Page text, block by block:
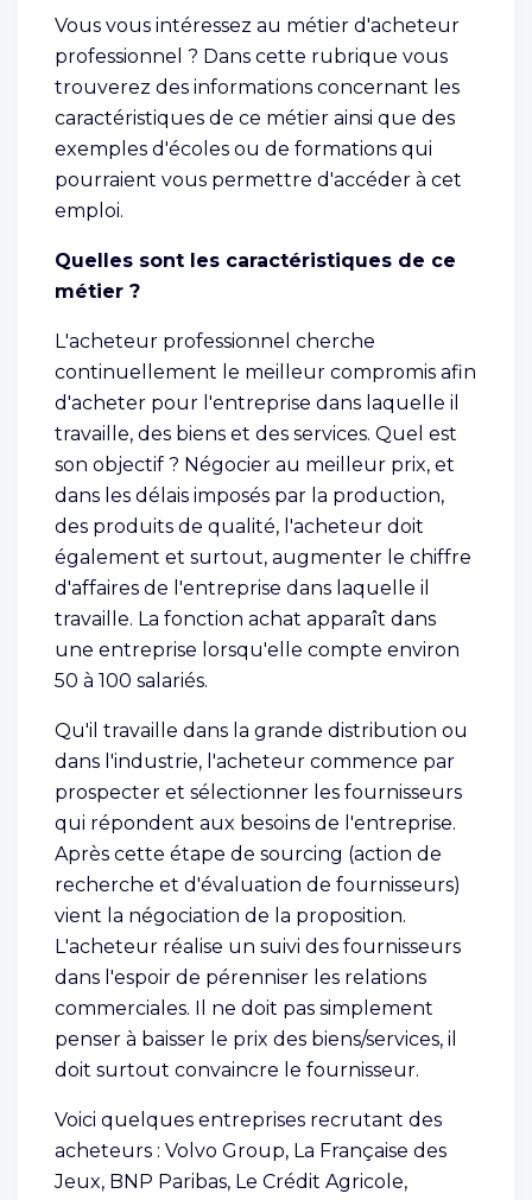
Vous vous intéressez au métier d'acheteur
professionnel ? Dans cette rubrique vous
trouverez des informations concernant les
caractéristiques de ce métier ainsi que des
exemples d'écoles ou de formations qui
pourraient vous permettre d'accéder à cet
emploi.
Quelles sont les caractéristiques de ce
métier ?
L'acheteur professionnel cherche
continuellement le meilleur compromis afin
d'acheter pour l'entreprise dans laquelle il
travaille, des biens et des services. Quel est
son objectif ? Négocier au meilleur prix, et
dans les délais imposés par la production,
des produits de qualité, l'acheteur doit
également et surtout, augmenter le chiffre
d'affaires de l'entreprise dans laquelle il
travaille. La fonction achat apparaît dans
une entreprise lorsqu'elle compte environ
50 à 100 salariés.
Qu'il travaille dans la grande distribution ou
dans l'industrie, l'acheteur commence par
prospecter et sélectionner les fournisseurs
qui répondent aux besoins de l'entreprise.
Après cette étape de sourcing (action de
recherche et d'évaluation de fournisseurs)
vient la négociation de la proposition.
L'acheteur réalise un suivi des fournisseurs
dans l'espoir de pérenniser les relations
commerciales. Il ne doit pas simplement
penser à baisser le prix des biens/services, il
doit surtout convaincre le fournisseur.
Voici quelques entreprises recrutant des
acheteurs : Volvo Group, La Française des
Jeux, BNP Paribas, Le Crédit Agricole,